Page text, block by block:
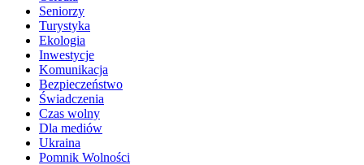
Seniorzy
Turystyka
Ekologia
Inwestycje
Komunikacja
Bezpieczeństwo
Świadczenia
Czas wolny
Dla mediów
Ukraina
Pomnik Wolności